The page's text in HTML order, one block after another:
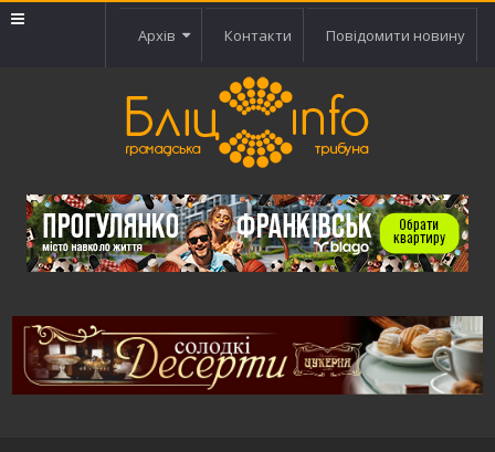
Архів Контакти Повідомити новину